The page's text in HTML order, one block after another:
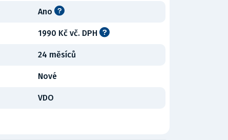
Ano
1990 Kč vč. DPH
24 měsíců
Nové
VDO